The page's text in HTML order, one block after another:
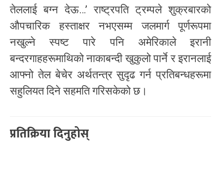
तेललाई बग्न देऊ…’ राष्ट्रपति ट्रम्पले शुक्रबारको
औपचारिक हस्ताक्षर नभएसम्म जलमार्ग पूर्णरूपमा
नखुल्ने स्पष्ट पारे पनि अमेरिकाले इरानी
बन्दरगाहहरूमाथिको नाकाबन्दी खुकुलो पार्ने र इरानलाई
आफ्नो तेल बेचेर अर्थतन्त्र सुदृढ गर्न प्रतिबन्धहरूमा
सहुलियत दिने सहमति गरिसकेको छ।
प्रतिक्रिया दिनुहोस्